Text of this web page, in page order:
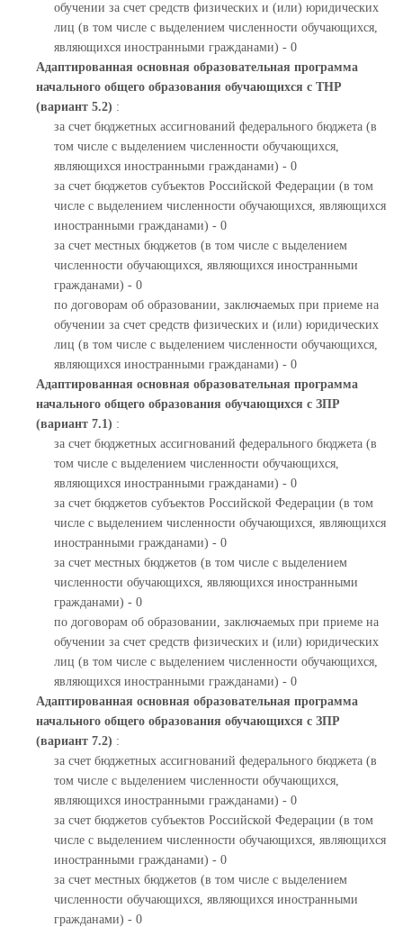
обучении за счет средств физических и (или) юридических
лиц (в том числе с выделением численности обучающихся,
являющихся иностранными гражданами) - 0
Адаптированная основная образовательная программа
начального общего образования обучающихся с ТНР
(вариант 5.2) :
за счет бюджетных ассигнований федерального бюджета (в
том числе с выделением численности обучающихся,
являющихся иностранными гражданами) - 0
за счет бюджетов субъектов Российской Федерации (в том
числе с выделением численности обучающихся, являющихся
иностранными гражданами) - 0
за счет местных бюджетов (в том числе с выделением
численности обучающихся, являющихся иностранными
гражданами) - 0
по договорам об образовании, заключаемых при приеме на
обучении за счет средств физических и (или) юридических
лиц (в том числе с выделением численности обучающихся,
являющихся иностранными гражданами) - 0
Адаптированная основная образовательная программа
начального общего образования обучающихся с ЗПР
(вариант 7.1) :
за счет бюджетных ассигнований федерального бюджета (в
том числе с выделением численности обучающихся,
являющихся иностранными гражданами) - 0
за счет бюджетов субъектов Российской Федерации (в том
числе с выделением численности обучающихся, являющихся
иностранными гражданами) - 0
за счет местных бюджетов (в том числе с выделением
численности обучающихся, являющихся иностранными
гражданами) - 0
по договорам об образовании, заключаемых при приеме на
обучении за счет средств физических и (или) юридических
лиц (в том числе с выделением численности обучающихся,
являющихся иностранными гражданами) - 0
Адаптированная основная образовательная программа
начального общего образования обучающихся с ЗПР
(вариант 7.2) :
за счет бюджетных ассигнований федерального бюджета (в
том числе с выделением численности обучающихся,
являющихся иностранными гражданами) - 0
за счет бюджетов субъектов Российской Федерации (в том
числе с выделением численности обучающихся, являющихся
иностранными гражданами) - 0
за счет местных бюджетов (в том числе с выделением
численности обучающихся, являющихся иностранными
гражданами) - 0